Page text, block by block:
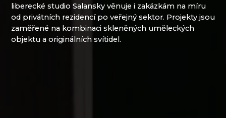
liberecké studio Salansky věnuje i zakázkám na míru
od privátních rezidencí po veřejný sektor. Projekty jsou
zaměřené na kombinaci skleněných uměleckých
objektu a originálních svítidel.